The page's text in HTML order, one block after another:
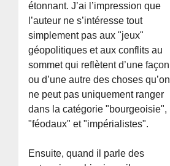
étonnant. J’ai l’impression que
l’auteur ne s’intéresse tout
simplement pas aux "jeux"
géopolitiques et aux conflits au
sommet qui reflètent d’une façon
ou d’une autre des choses qu’on
ne peut pas uniquement ranger
dans la catégorie "bourgeoisie",
"féodaux" et "impérialistes".
Ensuite, quand il parle des